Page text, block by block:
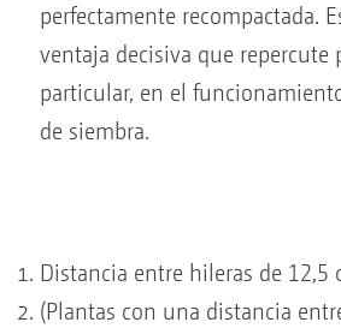
perfectamente recompactada.
ventaja decisiva que repercute
particular, en el
de siembra.
Distancia entre hileras de 12,5
(Plantas con una distancia